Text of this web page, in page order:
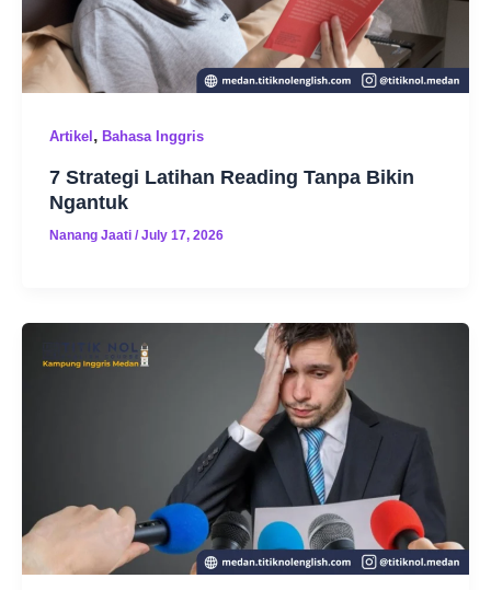
Artikel, Bahasa Inggris
7 Strategi Latihan Reading Tanpa Bikin
Ngantuk
Nanang Jaati /July 17, 2026